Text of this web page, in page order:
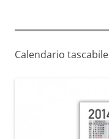
Calendario tascabile